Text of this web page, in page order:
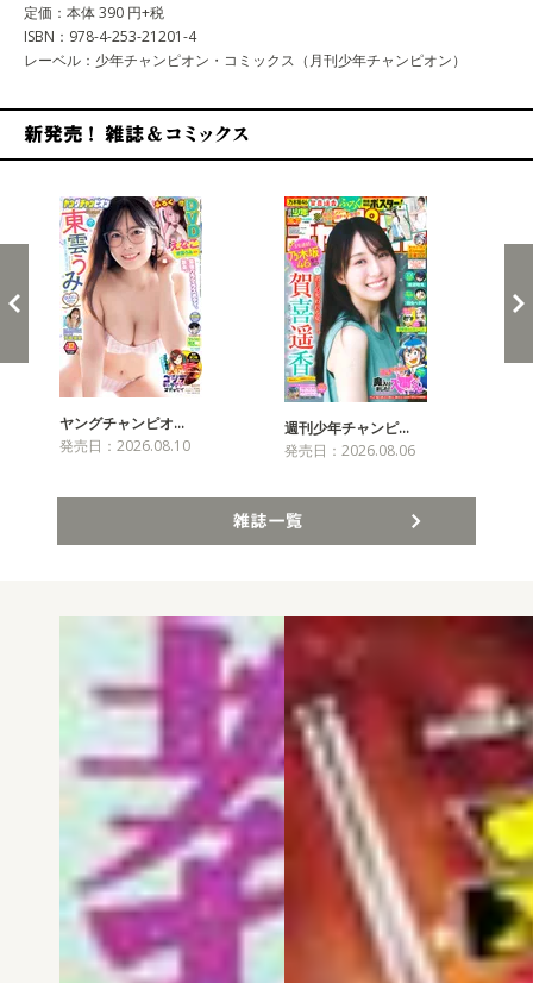
定価：本体 390 円+税
ISBN：978-4-253-21201-4
レーベル：少年チャンピオン・コミックス（月刊少年チャンピオン）
ヤングチャンピオ…
発売日：2026.08.10
週刊少年チャンピ…
発売日：2026.08.06